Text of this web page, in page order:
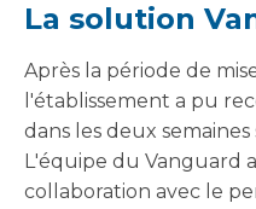
La solution
Après la période de
l'établissement a pu
dans les deux semaines
L'équipe du Vanguard
collaboration avec le